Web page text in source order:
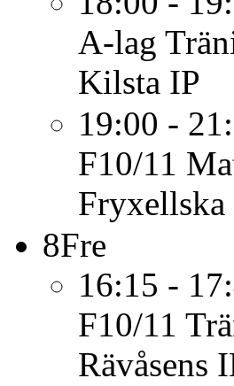
A-lag
Kilsta IP
19:00 -
F10/11
Fryxellska
8Fre
16:15 -
F10/11
Rävåsens